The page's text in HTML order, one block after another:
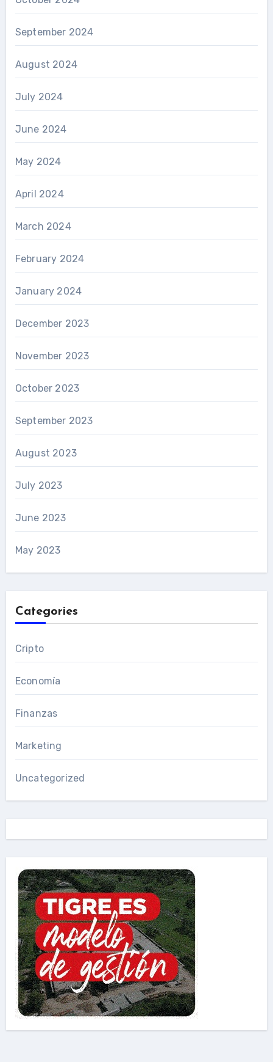
September 2024
August 2024
July 2024
June 2024
May 2024
April 2024
March 2024
February 2024
January 2024
December 2023
November 2023
October 2023
September 2023
August 2023
July 2023
June 2023
May 2023
Categories
Cripto
Economía
Finanzas
Marketing
Uncategorized